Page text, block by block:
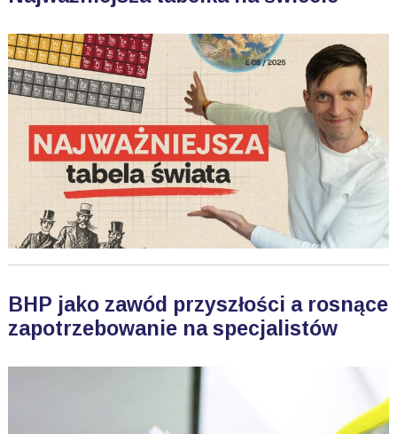
BHP jako zawód przyszłości a rosnące
zapotrzebowanie na specjalistów